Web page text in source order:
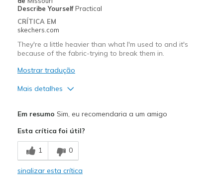
Describe Yourself Practical
CRÍTICA EM
skechers.com
They're a little heavier than what I'm used to and it's
because of the fabric-trying to break them in.
Mostrar tradução
Mais detalhes
Stylish
Contras
Need Break In
Em resumo Sim, eu recomendaria a um amigo
Esta crítica foi útil?
1 0
sinalizar esta crítica